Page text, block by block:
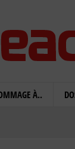
À..